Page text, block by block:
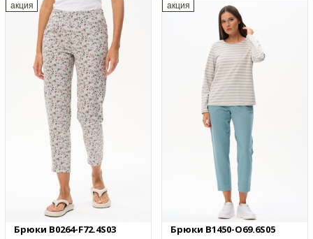
акция
Брюки B0264-F72.4S03
акция
Брюки B1450-O69.6S05